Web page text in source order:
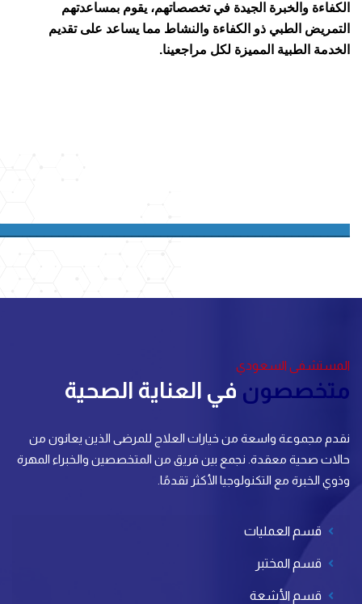
الكفاءة والخبرة الجيدة في تخصصاتهم، يقوم بمساعدتهم
التمريض الطبي ذو الكفاءة والنشاط مما يساعد على تقديم
الخدمة الطبية المميزة لكل مراجعينا.
المستشفى السعودي
متخصصون في العناية الصحية
نقدم مجموعة واسعة من خيارات العلاج للمرضى الذين يعانون من
حالات صحية معقدة. نجمع بين فريق من المتخصصين والخبراء المهرة
وذوي الخبرة مع التكنولوجيا الأكثر تقدمًا.
قسم العمليات
قسم المختبر
قسم الأشعة